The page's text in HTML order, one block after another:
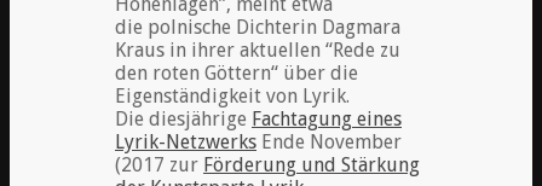
die polnische Dichterin Dagmara
Kraus in ihrer aktuellen “Rede zu
den roten Göttern“ über die
Eigenständigkeit von Lyrik.
Die diesjährige Fachtagung eines
Lyrik-Netzwerks Ende November
(2017 zur Förderung und Stärkung